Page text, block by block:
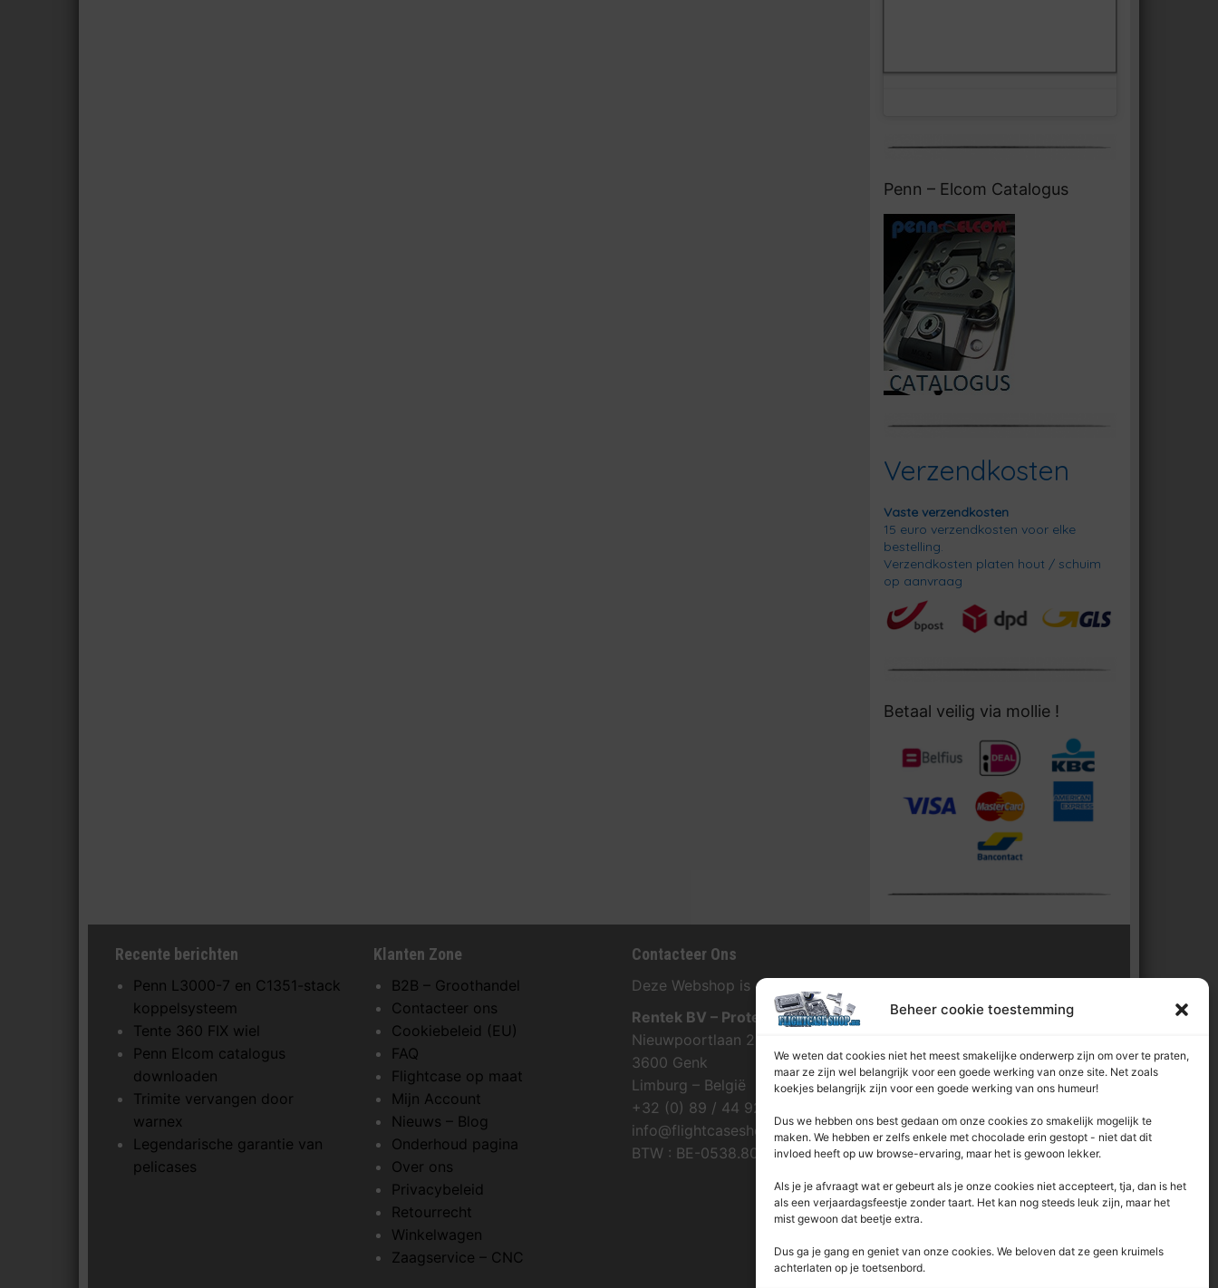
Beheer cookie toestemming
We weten dat cookies niet het meest smakelijke onderwerp zijn om over te praten,
maar ze zijn wel belangrijk voor een goede werking van onze site. Net zoals
koekjes belangrijk zijn voor een goede werking van ons humeur!
Dus we hebben ons best gedaan om onze cookies zo smakelijk mogelijk te
maken. We hebben er zelfs enkele met chocolade erin gestopt - niet dat dit
invloed heeft op uw browse-ervaring, maar het is gewoon lekker.
Als je je afvraagt ​​wat er gebeurt als je onze cookies niet accepteert, tja, dan is het
als een verjaardagsfeestje zonder taart. Het kan nog steeds leuk zijn, maar het
mist gewoon dat beetje extra.
Dus ga je gang en geniet van onze cookies. We beloven dat ze geen kruimels
achterlaten op je toetsenbord.
Penn – Elcom Catalogus
Verzendkosten
Vaste verzendkosten
15 euro verzendkosten voor elke
bestelling.
Verzendkosten platen hout / schuim
op aanvraag
Betaal veilig via mollie !
Recente berichten
Penn L3000-7 en C1351-stack
koppelsysteem
Tente 360 FIX wiel
Penn Elcom catalogus
downloaden
Trimite vervangen door
warnex
Legendarische garantie van
pelicases
Klanten Zone
B2B – Groothandel
Contacteer ons
Cookiebeleid (EU)
FAQ
Flightcase op maat
Mijn Account
Nieuws – Blog
Onderhoud pagina
Over ons
Privacybeleid
Retourrecht
Winkelwagen
Zaagservice – CNC
Contacteer Ons
Deze Webshop is onderdeel van:
Rentek BV – Protekt
Nieuwpoortlaan 21 / 1
3600 Genk
Limburg – België
+32 (0) 89 / 44 92 07
info@flightcaseshop.be
BTW : BE-0538.802.039